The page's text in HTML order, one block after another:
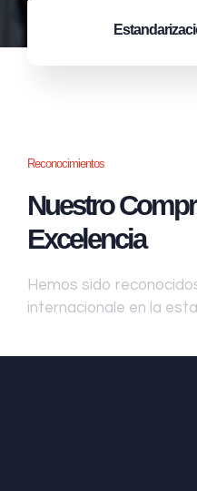
Reconocimientos
Nuestro
Excelencia
Hemos sido
internacionale en la